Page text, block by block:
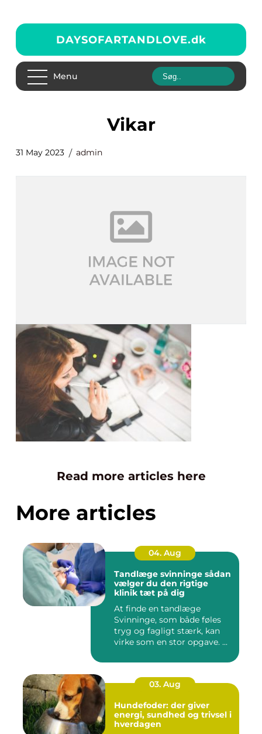
DAYSOFARTANDLOVE.dk
Menu
vikar
31 May 2023 admin
Read more articles here
More articles
04. Aug
Tandlæge svinninge sådan
vælger du den rigtige
klinik tæt på dig
At finde en tandlæge
Svinninge, som både føles
tryg og fagligt stærk, kan
virke som en stor opgave. ...
03. Aug
Hundefoder: der giver
energi, sundhed og trivsel i
hverdagen